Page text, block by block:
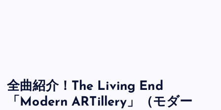
全曲紹介！The Living End
「Modern ARTillery」（モダー